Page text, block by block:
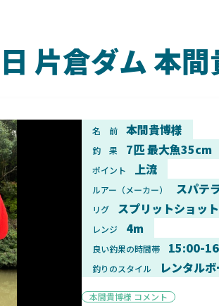
片倉ダム 本
名 前 本間貴博様
釣 果 7匹 最大魚35cm
ポイント 上流
ルアー（メーカー） スパテ
リグ スプリットショット
レンジ 4m
良い釣果の時間帯 15:00-
釣りのスタイル レンタル
本間貴博様 コメント
年11月発売予定！DAIWA ふく魚／ちび
魚はビッグベイト初心者におすすめ！
2025年9月16日